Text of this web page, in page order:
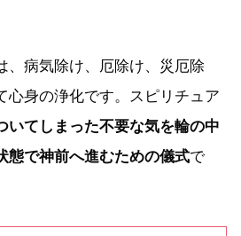
、病気除け、厄除け、災厄除
心身の浄化です。スピリチュア
いてしまった不要な気を輪の中
態で神前へ進むための儀式で